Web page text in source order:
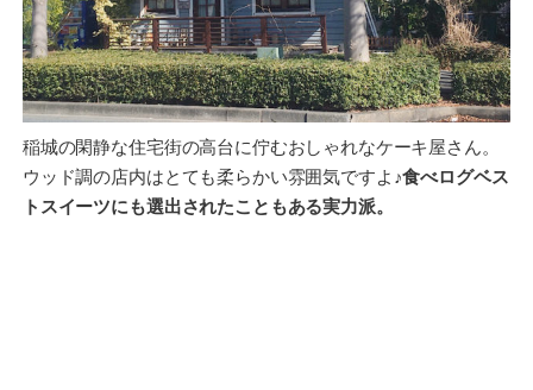
稲城の閑静な住宅街の高台に佇むおしゃれなケーキ屋さん。
ウッド調の店内はとても柔らかい雰囲気ですよ♪食べログベス
トスイーツにも選出されたこともある実力派。